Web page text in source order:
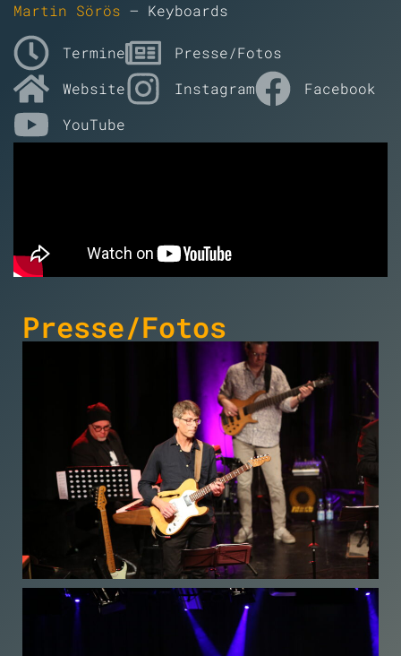
Martin Sörös – Keyboards
Termine
Presse/Fotos
Website
Instagram
Facebook
YouTube
Presse/Fotos